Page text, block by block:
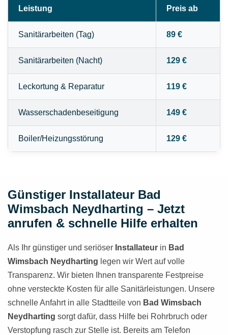
Leistung Preis ab
Sanitärarbeiten (Tag) 89 €
Sanitärarbeiten (Nacht) 129 €
Leckortung & Reparatur 119 €
Wasserschadenbeseitigung 149 €
Boiler/Heizungsstörung 129 €
Günstiger Installateur Bad
Wimsbach Neydharting – Jetzt
anrufen & schnelle Hilfe erhalten
Als Ihr günstiger und seriöser Installateur in Bad
Wimsbach Neydharting legen wir Wert auf volle
Transparenz. Wir bieten Ihnen transparente Festpreise
ohne versteckte Kosten für alle Sanitärleistungen. Unsere
schnelle Anfahrt in alle Stadtteile von Bad Wimsbach
Neydharting sorgt dafür, dass Hilfe bei Rohrbruch oder
Verstopfung rasch zur Stelle ist. Bereits am Telefon